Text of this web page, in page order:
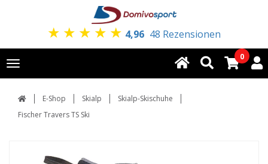
★ ★ ★ ★ ★ 4,96 48 Rezensionen
Toggle
navigation
0
E-Shop Skialp
Skialp-Skischuhe
Fischer Travers TS Ski